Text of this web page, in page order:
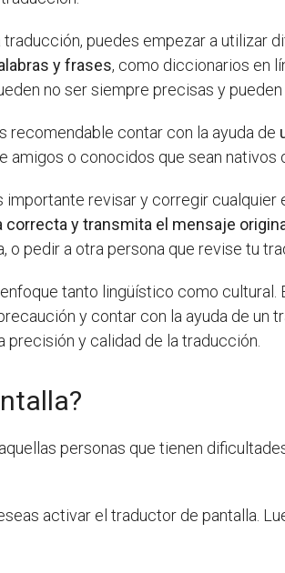
puedes empezar a utilizar
y frases, como diccionarios en
no ser siempre precisas y
recomendable contar con la ayuda de
o conocidos que sean nativos
revisar y corregir cualquier
y transmita el mensaje
o pedir a otra persona que revise tu
tanto lingüístico como
y contar con la ayuda de un
precisión y calidad de la traducción.
personas que tienen
activar el traductor de pantalla.